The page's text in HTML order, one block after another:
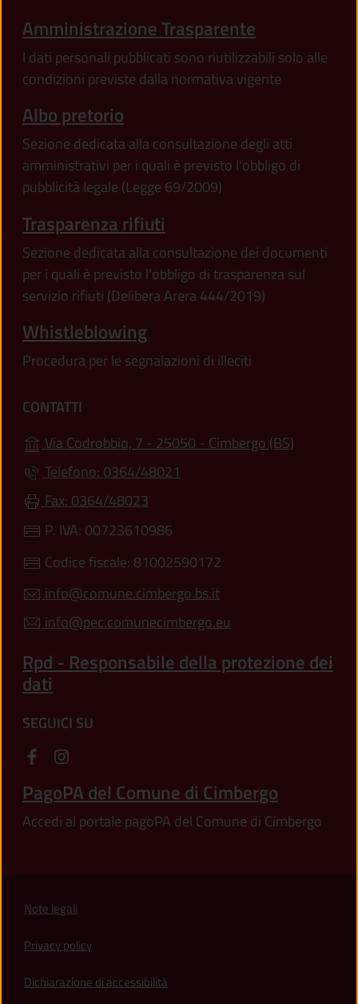
Amministrazione Trasparente
I dati personali pubblicati sono riutilizzabili solo alle
condizioni previste dalla normativa vigente
Albo pretorio
Sezione dedicata alla consultazione degli atti
amministrativi per i quali è previsto l'obbligo di
pubblicità legale (Legge 69/2009)
Trasparenza rifiuti
Sezione dedicata alla consultazione dei documenti
per i quali è previsto l'obbligo di trasparenza sul
servizio rifiuti (Delibera Arera 444/2019)
Whistleblowing
Procedura per le segnalazioni di illeciti
CONTATTI
Via Codrobbio, 7 - 25050 - Cimbergo (BS)
Telefono: 0364/48021
Fax: 0364/48023
P. IVA: 00723610986
Codice fiscale: 81002590172
info@comune.cimbergo.bs.it
info@pec.comunecimbergo.eu
Rpd - Responsabile della protezione dei
dati
SEGUICI SU
PagoPA del Comune di Cimbergo
Accedi al portale pagoPA del Comune di Cimbergo
Note legali
Privacy policy
Dichiarazione di accessibilità